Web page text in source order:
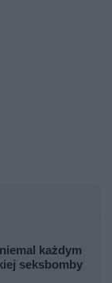
każdym
seksbomby